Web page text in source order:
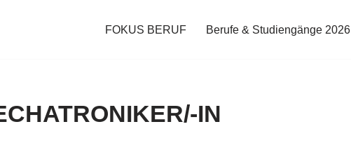
FOKUS BERUF Berufe & Studiengänge 2026
IN